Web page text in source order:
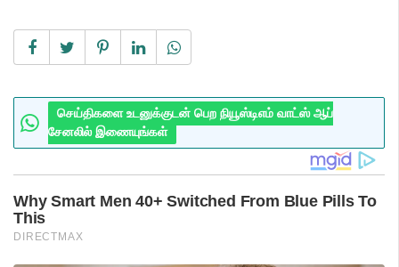
செய்திகளை உடனுக்குடன் பெற நியூஸ்டிஎம் வாட்ஸ் ஆப்
சேனலில் இணையுங்கள்